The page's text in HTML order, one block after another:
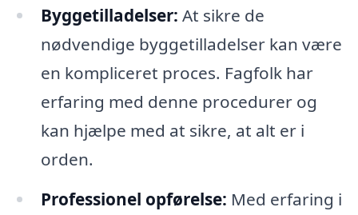
Byggetilladelser: At sikre de
nødvendige byggetilladelser kan være
en kompliceret proces. Fagfolk har
erfaring med denne procedurer og
kan hjælpe med at sikre, at alt er i
orden.
Professionel opførelse: Med erfaring i